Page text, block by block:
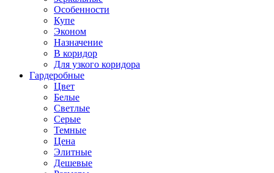
Особенности
Купе
Эконом
Назначение
В коридор
Для узкого коридора
Гардеробные
Цвет
Белые
Светлые
Серые
Темные
Цена
Элитные
Дешевые